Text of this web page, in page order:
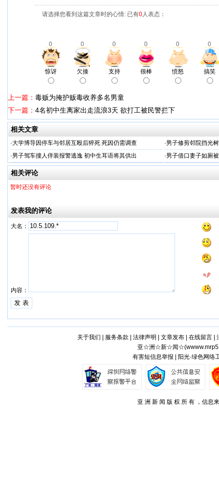
请选择您看到这篇文章时的心情: 已有0人表态：
0 0 0 0 0 0
惊讶 欠揍 支持 很棒 愤怒 搞笑
上一篇： 毒贩为掩护贩毒收养多名男童
下一篇： 4名初中生离家出走流浪3天 欲打工被民警拦下
相关文章
·大学博导因停车与邻居互殴后猝死 死因仍需调查 ·男子修剪邻院挡光
·男子驾车撞人佯装报警逃逸 初中生耳语将其供出 ·男子借口妻子如厕
相关评论
暂时还没有评论
发表我的评论
大名：
内容：
关于我们 服务条款 法律声明 文章发布| 在线留言|
亚☆洲☆新☆闻☆(
有害短信息举报 | 阳光·绿色网络
亚 洲 新 闻 版 权 所 有 ，信息